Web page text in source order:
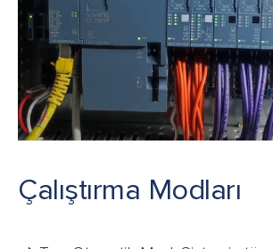
Çalıştırma Modları